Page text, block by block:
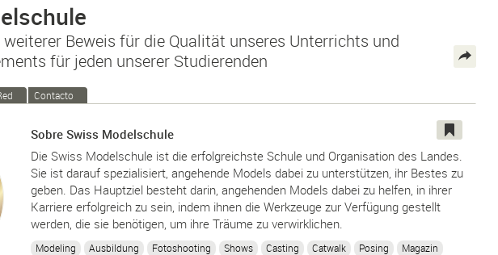
Beweis für die Qualität unseres Unterrichts und
für jeden unserer Studierenden
Contacto
Sobre Swiss Modelschule
Die Swiss Modelschule ist die erfolgreichste Schule und Organisation des Landes.
Sie ist darauf spezialisiert, angehende Models dabei zu unterstützen, ihr Bestes zu
geben. Das Hauptziel besteht darin, angehenden Models dabei zu helfen, in ihrer
Karriere erfolgreich zu sein, indem ihnen die Werkzeuge zur Verfügung gestellt
werden, die sie benötigen, um ihre Träume zu verwirklichen.
Modeling Ausbildung Fotoshooting Shows Casting Catwalk Posing Magazin